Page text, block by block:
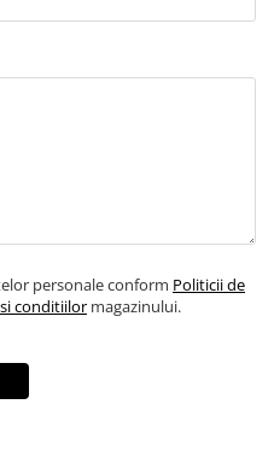
personale conform Politicii de
conditiilor magazinului.